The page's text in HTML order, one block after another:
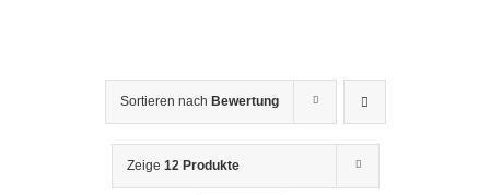
Sortieren nach Bewertung
Zeige 12 Produkte